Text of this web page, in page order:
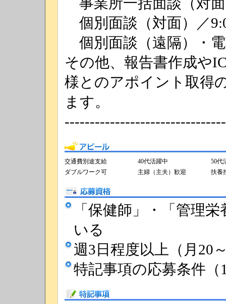
個別面談（対面）／
個別面談（遠隔）・
その他、報告書作成や
様とのアポイント取得
ます。
アピール
交通費別途支給 40代活躍中
50代
ダブルワーク可
主婦（主夫）歓迎 扶養
応募資格
「保健師」・「管理
いる
週3日程度以上（月20
特記事項の応募条件
特記事項